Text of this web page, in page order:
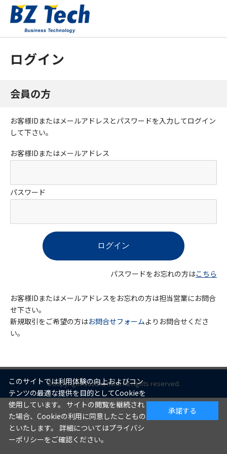
ログイン
会員の方
お客様IDまたはメールアドレスとパスワードを入力してログイン
して下さい。
お客様IDまたはメールアドレス
パスワード
パスワードをお忘れの方はこちら
お客様IDまたはメールアドレスをお忘れの方は担当営業にお問合
せ下さい。
新規取引をご希望の方はお問合せフォームよりお問合せくださ
い。
©Copyright Suzuka Mirai All rights reserved.
このサイトでは利用体験の向上およびコン
テンツの最適な提供を目的としてCookieを
使用しています。 サイトの閲覧を継続され
た場合、Cookieの利用に同意したこともの
といたします。 詳細についてはプライバシ
ーポリシーをご確認ください。
承諾する